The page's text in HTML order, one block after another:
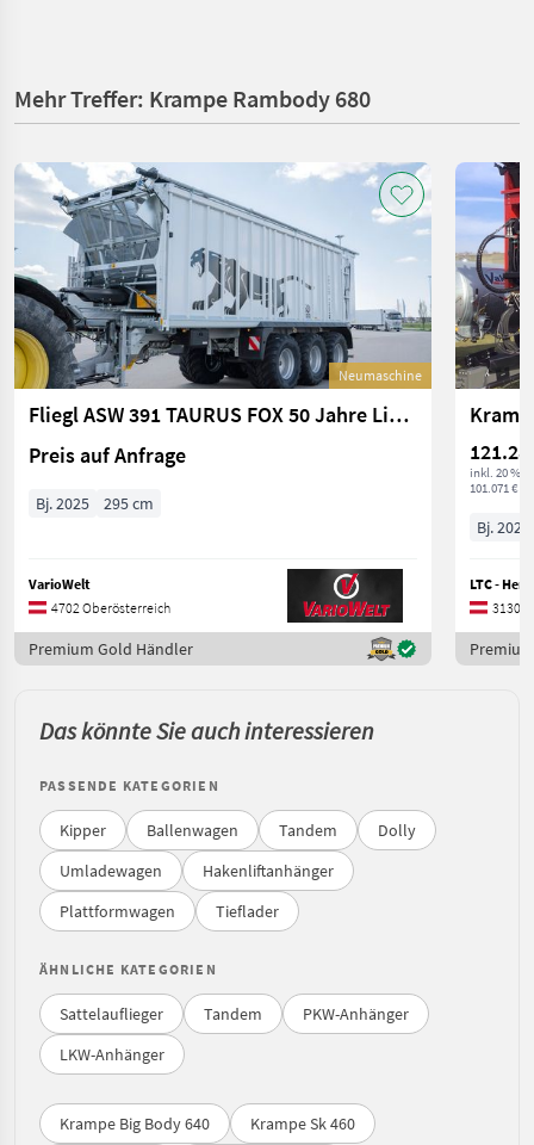
Mehr Treffer: Krampe Rambody 680
Neumaschine
Fliegl ASW 391 TAURUS FOX 50 Jahre Limited Edtion
Preis auf Anfrage
Bj. 2025 295 cm
VarioWelt
4702 Oberösterreich
Premium Gold Händler
inkl. 20 %
101.071 €
Bj. 2023
LTC -
3130
Das könnte Sie auch interessieren
PASSENDE KATEGORIEN
Kipper Ballenwagen Tandem
Dolly
Umladewagen
Hakenliftanhänger
Plattformwagen
Tieflader
ÄHNLICHE KATEGORIEN
Sattelauflieger Tandem
PKW-Anhänger
LKW-Anhänger
Krampe Big Body 640
Krampe Sk 460